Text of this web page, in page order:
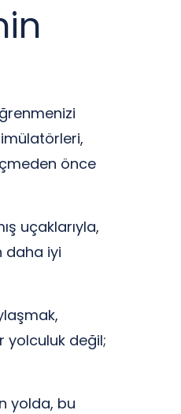
önce
uçaklarıyla,
daha iyi
yolculuk değil;
yolda, bu